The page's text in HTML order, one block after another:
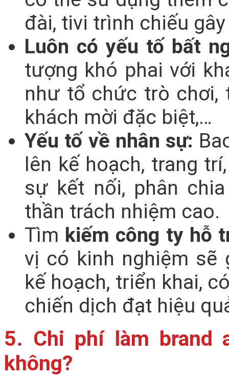
đài, tivi trình chiếu
Luôn có yếu tố bất
tượng khó phai với
như tổ chức trò chơi,
khách mời đặc biệt,…
Yếu tố về nhân sự:
lên kế hoạch, trang
sự kết nối, phân
thần trách nhiệm cao.
Tìm kiếm công ty hỗ
vị có kinh nghiệm sẽ
kế hoạch, triển khai,
chiến dịch đạt hiệu
5. Chi phí làm brand
không?